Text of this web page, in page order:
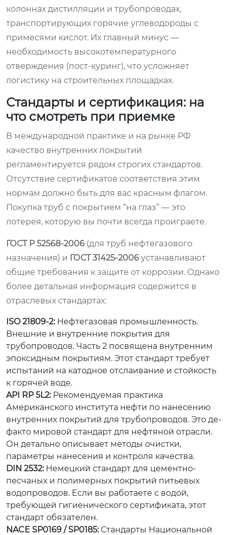
колоннах дистилляции и трубопроводах,
транспортирующих горячие углеводороды с
примесями кислот. Их главный минус —
необходимость высокотемпературного
отверждения (пост-куринг), что усложняет
логистику на строительных площадках.
Стандарты и сертификация: на
что смотреть при приемке
В международной практике и на рынке РФ
качество внутренних покрытий
регламентируется рядом строгих стандартов.
Отсутствие сертификатов соответствия этим
нормам должно быть для вас красным флагом.
Покупка труб с покрытием “на глаз” — это
лотерея, которую вы почти всегда проиграете.
ГОСТ Р 52568-2006 (для труб нефтегазового
назначения) и ГОСТ 31425-2006 устанавливают
общие требования к защите от коррозии. Однако
более детальная информация содержится в
отраслевых стандартах:
ISO 21809-2:Нефтегазовая промышленность.
Внешние и внутренние покрытия для
трубопроводов. Часть 2 посвящена внутренним
эпоксидным покрытиям. Этот стандарт требует
испытаний на катодное отслаивание и стойкость
к горячей воде.
API RP 5L2:Рекомендуемая практика
Американского института нефти по нанесению
внутренних покрытий для трубопроводов. Это де-
факто мировой стандарт для нефтяной отрасли.
Он детально описывает методы очистки,
параметры нанесения и контроля качества.
DIN 2532:Немецкий стандарт для цементно-
песчаных и полимерных покрытий питьевых
водопроводов. Если вы работаете с водой,
требующей гигиенического сертификата, этот
стандарт обязателен.
NACE SP0169 / SP0185:Стандарты Национальной